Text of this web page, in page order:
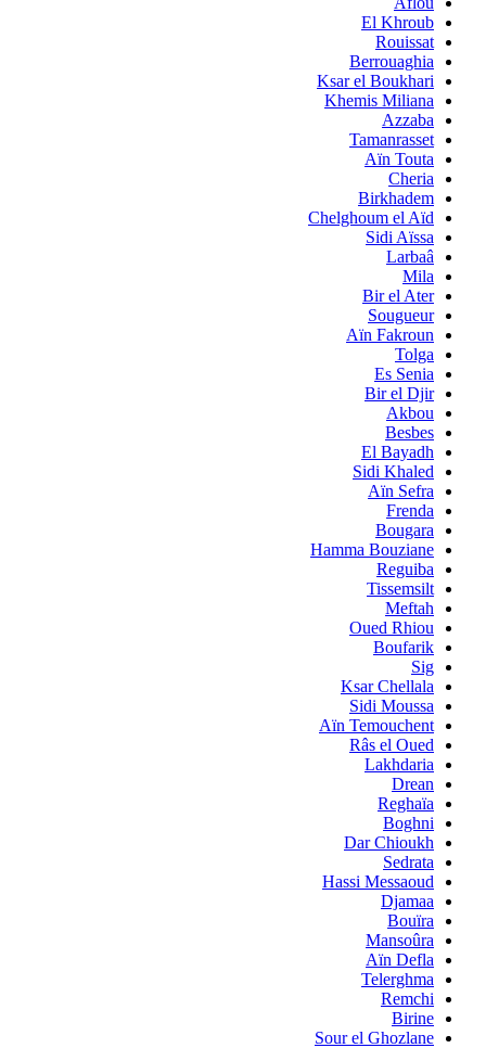
El Khroub
Rouissat
Berrouaghia
Ksar el Boukhari
Khemis Miliana
Azzaba
Tamanrasset
Aïn Touta
Cheria
Birkhadem
Chelghoum el Aïd
Sidi Aïssa
Larbaâ
Mila
Bir el Ater
Sougueur
Aïn Fakroun
Tolga
Es Senia
Bir el Djir
Akbou
Besbes
El Bayadh
Sidi Khaled
Aïn Sefra
Frenda
Bougara
Hamma Bouziane
Reguiba
Tissemsilt
Meftah
Oued Rhiou
Boufarik
Sig
Ksar Chellala
Sidi Moussa
Aïn Temouchent
Râs el Oued
Lakhdaria
Drean
Reghaïa
Boghni
Dar Chioukh
Sedrata
Hassi Messaoud
Djamaa
Bouïra
Mansoûra
Aïn Defla
Telerghma
Remchi
Birine
Sour el Ghozlane